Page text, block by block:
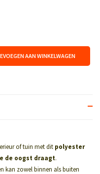
AAN WINKELWAGEN
of tuin met dit polyester
de oogst draagt.
kan zowel binnen als buiten